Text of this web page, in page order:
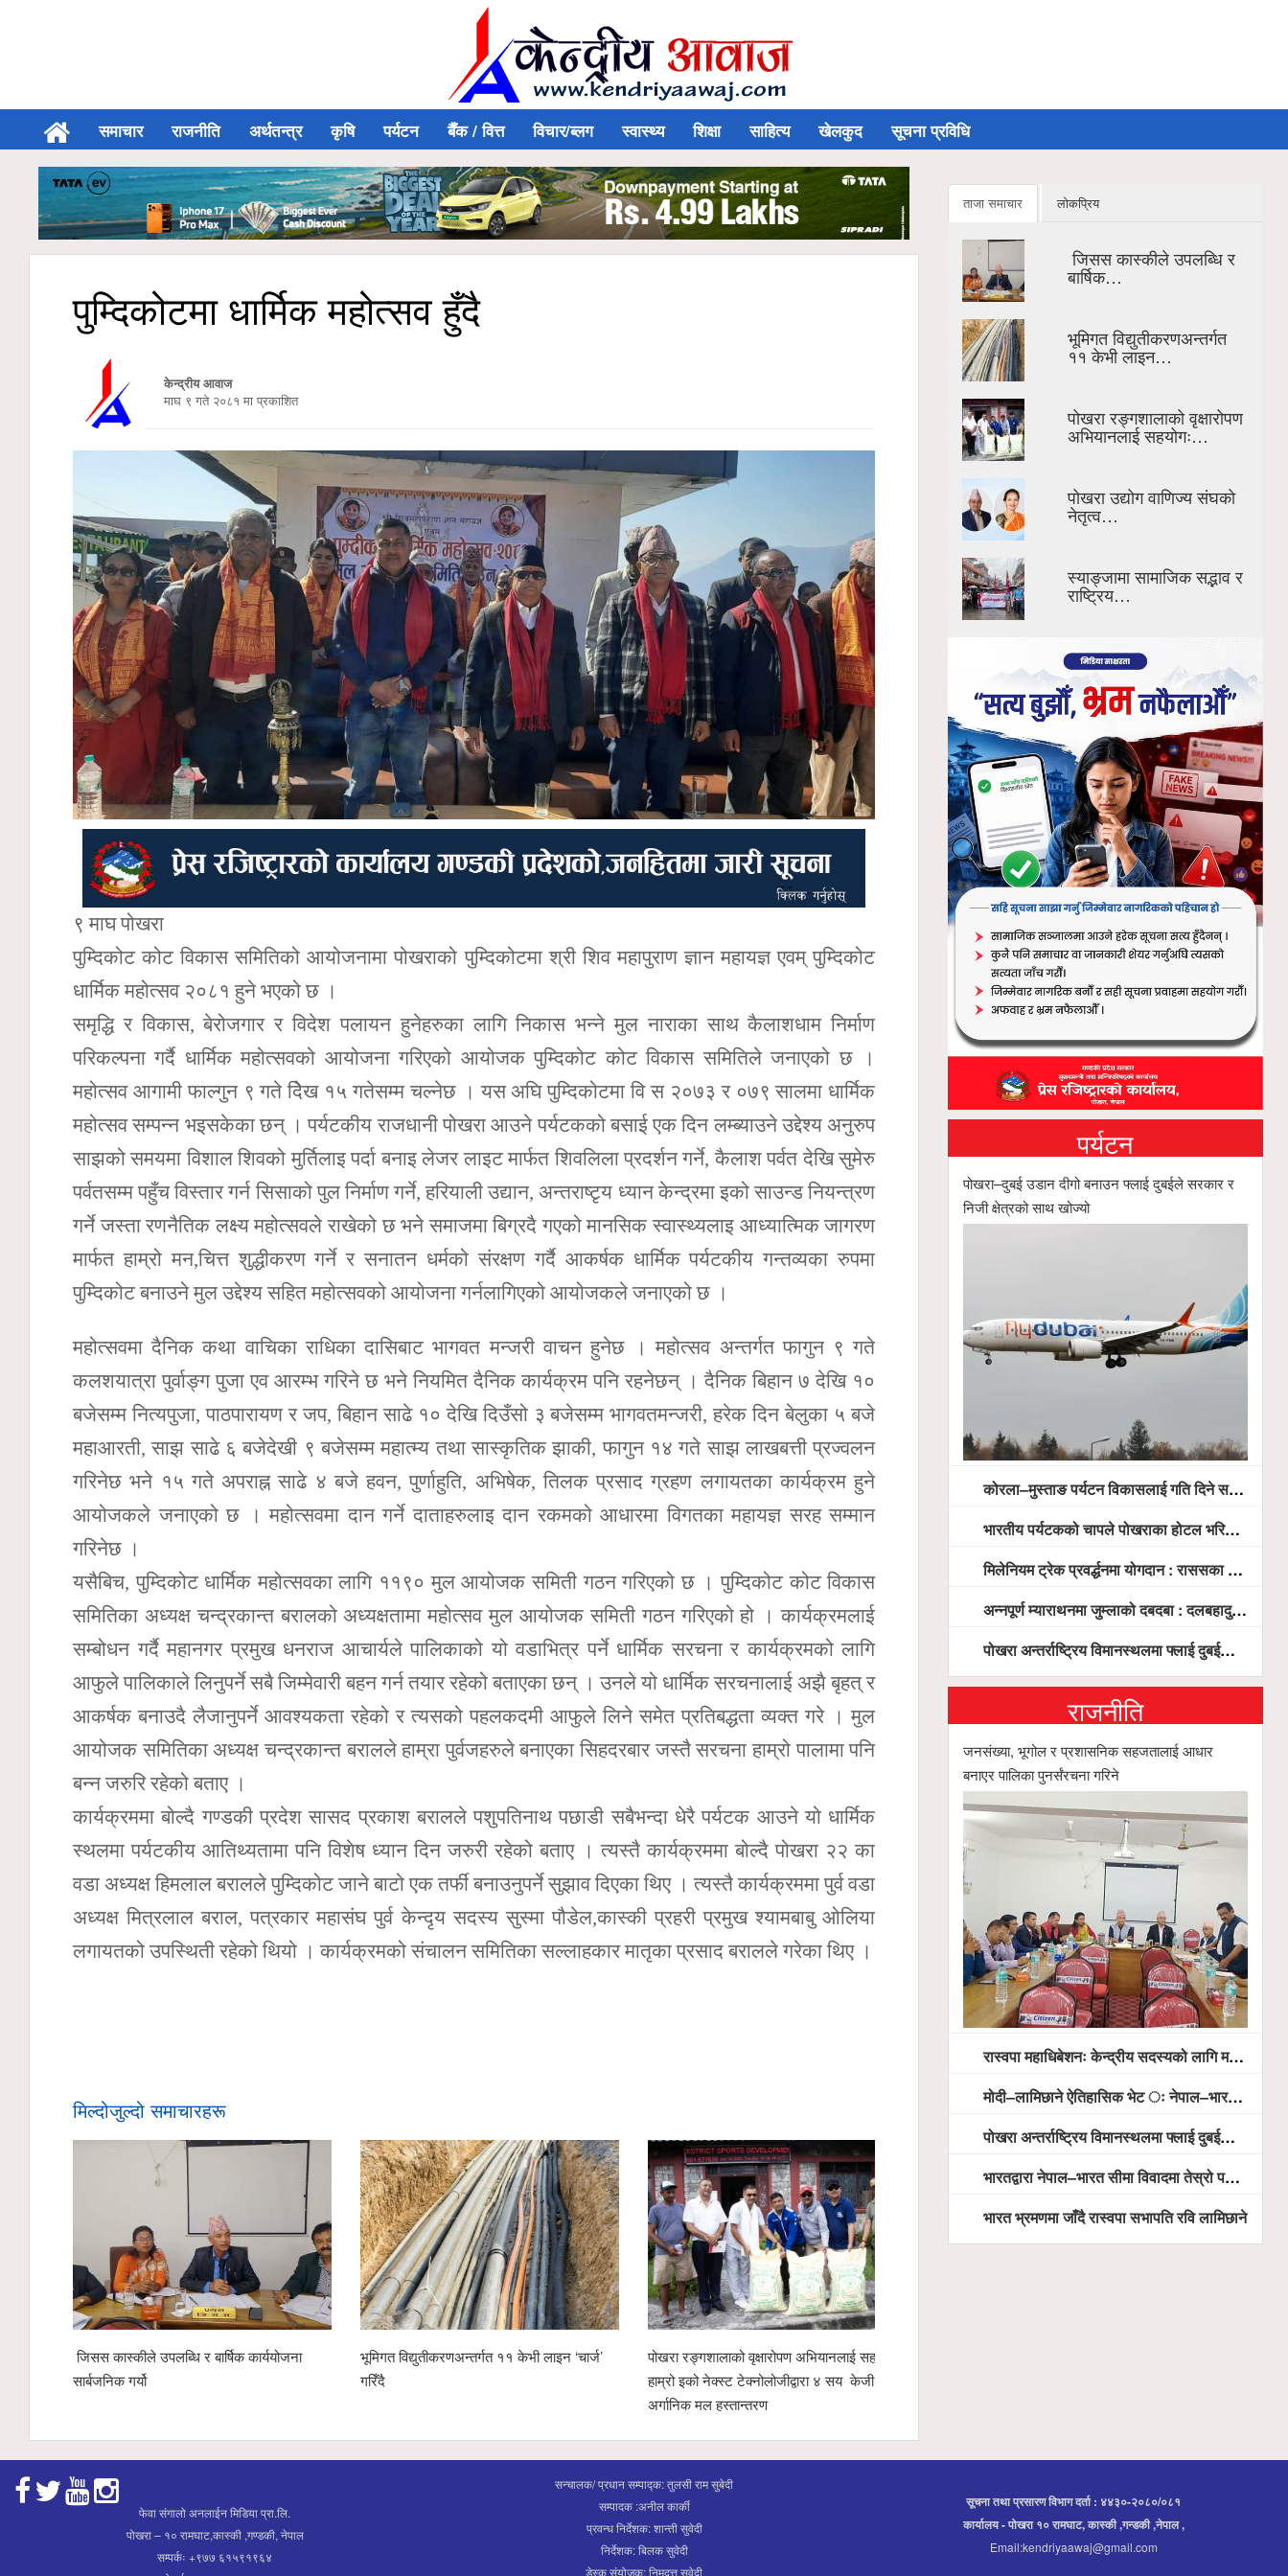
समाचार राजनीति अर्थतन्त्र कृषि पर्यटन बैँक / वित्त विचार/ब्लग स्वास्थ्य शिक्षा साहित्य खेलकुद सूचना प्रविधि
पुम्दिकोटमा धार्मिक महोत्सव हुँदै
केन्द्रीय आवाज
माघ ९ गते २०८१ मा प्रकाशित
९ माघ पोखरा
पुम्दिकोट कोट विकास समितिको आयोजनामा पोखराको पुम्दिकोटमा श्री शिव महापुराण ज्ञान महायज्ञ एवम् पुम्दिकोट
धार्मिक महोत्सव २०८१ हुने भएको छ ।
समृद्धि र विकास, बेरोजगार र विदेश पलायन हुनेहरुका लागि निकास भन्ने मुल नाराका साथ कैलाशधाम निर्माण
परिकल्पना गर्दै धार्मिक महोत्सवको आयोजना गरिएको आयोजक पुम्दिकोट कोट विकास समितिले जनाएको छ ।
महोत्सव आगामी फाल्गुन ९ गते देिख १५ गतेसम्म चल्नेछ । यस अघि पुम्दिकोटमा वि स २०७३ र ०७९ सालमा धार्मिक
महोत्सव सम्पन्न भइसकेका छन् । पर्यटकीय राजधानी पोखरा आउने पर्यटकको बसाई एक दिन लम्ब्याउने उद्देश्य अनुरुप
साझको समयमा विशाल शिवको मुर्तिलाइ पर्दा बनाइ लेजर लाइट मार्फत शिवलिला प्रदर्शन गर्ने, कैलाश पर्वत देखि सुमेरु
पर्वतसम्म पहुँच विस्तार गर्न सिसाको पुल निर्माण गर्ने, हरियाली उद्यान, अन्तराष्टृय ध्यान केन्द्रमा इको साउन्ड नियन्त्रण
गर्ने जस्ता रणनैतिक लक्ष्य महोत्सवले राखेको छ भने समाजमा बिग्रदै गएको मानसिक स्वास्थ्यलाइ आध्यात्मिक जागरण
मार्फत हाम्रो मन,चित्त शुद्धीकरण गर्ने र सनातन धर्मको संरक्षण गर्दै आकर्षक धार्मिक पर्यटकीय गन्तव्यका रुपमा
पुम्दिकोट बनाउने मुल उद्देश्य सहित महोत्सवको आयोजना गर्नलागिएको आयोजकले जनाएको छ ।
महोत्सवमा दैनिक कथा वाचिका राधिका दासिबाट भागवत मन्जरी वाचन हुनेछ । महोत्सव अन्तर्गत फागुन ९ गते
कलशयात्रा पुर्वाङ्ग पुजा एव आरम्भ गरिने छ भने नियमित दैनिक कार्यक्रम पनि रहनेछन् । दैनिक बिहान ७ देखि १०
बजेसम्म नित्यपुजा, पाठपारायण र जप, बिहान साढे १० देखि दिउँसो ३ बजेसम्म भागवतमन्जरी, हरेक दिन बेलुका ५ बजे
महाआरती, साझ साढे ६ बजेदेखी ९ बजेसम्म महात्म्य तथा सास्कृतिक झाकी, फागुन १४ गते साझ लाखबत्ती प्रज्वलन
गरिनेछ भने १५ गते अपराह्न साढे ४ बजे हवन, पुर्णाहुति, अभिषेक, तिलक प्रसाद ग्रहण लगायतका कार्यक्रम हुने
आयोजकले जनाएको छ । महोत्सवमा दान गर्ने दाताहरुलाइ दान रकमको आधारमा विगतका महायज्ञ सरह सम्मान
गरिनेछ ।
यसैबिच, पुम्दिकोट धार्मिक महोत्सवका लागि ११९० मुल आयोजक समिती गठन गरिएको छ । पुम्दिकोट कोट विकास
समितिका अध्यक्ष चन्द्रकान्त बरालको अध्यक्षतामा महोत्सव मुल आयोजक समिती गठन गरिएको हो । कार्यक्रमलाई
सम्बोधन गर्दै महानगर प्रमुख धनराज आचार्यले पालिकाको यो वडाभित्र पर्ने धार्मिक सरचना र कार्यक्रमको लागि
आफुले पालिकाले लिनुपर्ने सबै जिम्मेवारी बहन गर्न तयार रहेको बताएका छन् । उनले यो धार्मिक सरचनालाई अझै बृहत् र
आकर्षक बनाउदै लैजानुपर्ने आवश्यकता रहेको र त्यसको पहलकदमी आफुले लिने समेत प्रतिबद्धता व्यक्त गरे । मुल
आयोजक समितिका अध्यक्ष चन्द्रकान्त बरालले हाम्रा पुर्वजहरुले बनाएका सिहदरबार जस्तै सरचना हाम्रो पालामा पनि
बन्न जरुरि रहेको बताए ।
कार्यक्रममा बोल्दै गण्डकी प्रदेश सासद प्रकाश बरालले पशुपतिनाथ पछाडी सबैभन्दा धेरै पर्यटक आउने यो धार्मिक
स्थलमा पर्यटकीय आतिथ्यतामा पनि विशेष ध्यान दिन जरुरी रहेको बताए । त्यस्तै कार्यक्रममा बोल्दै पोखरा २२ का
वडा अध्यक्ष हिमलाल बरालले पुम्दिकोट जाने बाटो एक तर्फी बनाउनुपर्ने सुझाव दिएका थिए । त्यस्तै कार्यक्रममा पुर्व वडा
अध्यक्ष मित्रलाल बराल, पत्रकार महासंघ पुर्व केन्दृय सदस्य सुस्मा पौडेल,कास्की प्रहरी प्रमुख श्यामबाबु ओलिया
लगायतको उपस्थिती रहेको थियो । कार्यक्रमको संचालन समितिका सल्लाहकार मातृका प्रसाद बरालले गरेका थिए ।
मिल्दोजुल्दो समाचारहरू
११ केभी लाइन ‘चार्ज’
पोखरा रङ्गशालाको वृक्षारोपण अभियानलाई सहयोगः
हाम्रो इको नेक्स्ट टेक्नोलोजीद्वारा ४ सय केजी
पोखरा उद्योग वाणिज्य संघको नेतृत्व दौड रोचक बन्दै,
चार उम्मेदवारको सम्भावना
स्याङ्जामा सामाजिक सद्भाव र राष्ट्रिय एकताका लागि
शान्ति ¥याली सम्पन्न
ताजा समाचार लोकप्रिय
जिसस कास्कीले उपलब्धि र
बार्षिक…
भूमिगत विद्युतीकरणअन्तर्गत
११ केभी लाइन…
पोखरा रङ्गशालाको वृक्षारोपण
अभियानलाई सहयोगः…
पोखरा उद्योग वाणिज्य संघको
नेतृत्व…
स्याङ्जामा सामाजिक सद्भाव र
राष्ट्रिय…
पर्यटन
पोखरा–दुबई उडान दीगो बनाउन फ्लाई दुबईले सरकार र
निजी क्षेत्रको साथ खोज्यो
कोरला–मुस्ताङ पर्यटन विकासलाई गति दिने सरकारको प्रतिबद्धता, स्थानीय सरोकारवालासँग व्यापक छलफल
भारतीय पर्यटकको चापले पोखराका होटल भरिभराउ
मिलेनियम ट्रेक प्रवर्द्धनमा योगदान : राससका वासुदेव पौडेललाई ‘मिलेनियम ट्रेक अवार्ड’ प्रदान गरिने
अन्नपूर्ण म्याराथनमा जुम्लाको दबदबा : दलबहादुर र मञ्जु च्याम्पियन, नगदसहित भव्य सम्मान
पोखरा अन्तर्राष्ट्रिय विमानस्थलमा फ्लाई दुबईको बढ्दो चासो, ६ घण्टा लामो प्राविधिक निरीक्षणपछि दैनिक उडानको ढोका खुल्दै
राजनीति
जनसंख्या, भूगोल र प्रशासनिक सहजतालाई आधार
बनाएर पालिका पुनर्संरचना गरिने
रास्वपा महाधिबेशनः केन्द्रीय सदस्यको लागि मतदान सम्पन्न,
मोदी–लामिछाने ऐतिहासिक भेट ः नेपाल–भारत सम्बन्धलाई नयाँ उचाइमा पु¥याउने साझा प्रतिबद्धता
पोखरा अन्तर्राष्ट्रिय विमानस्थलमा फ्लाई दुबईको बढ्दो चासो, ६ घण्टा लामो प्राविधिक निरीक्षणपछि दैनिक उडानको ढोका खुल्दै
भारतद्वारा नेपाल–भारत सीमा विवादमा तेस्रो पक्ष अस्वीकार
भारत भ्रमणमा जाँदै रास्वपा सभापति रवि लामिछाने
फेवा संगालो अनलाईन मिडिया प्रा.लि.
पोखरा – १० रामघाट,कास्की ,गण्डकी, नेपाल
सम्पर्कः +९७७ ६१५९१९६४
सन्चालक/ प्रधान सम्पाद्क: तुलसी राम सुबेदी
सम्पादक :अनील कार्की
प्रवन्ध निर्देशक: शान्ती सुवेदी
निर्देशक: बिलक सुवेदी
डेस्क संयोजक: निमदत्त सुवेदी
सूचना तथा प्रसारण विभाग दर्ता : ४४३०-२०८०/०८१
कार्यालय - पोखरा १० रामघाट, कास्की ,गन्डकी ,नेपाल ,
Email:kendriyaawaj@gmail.com